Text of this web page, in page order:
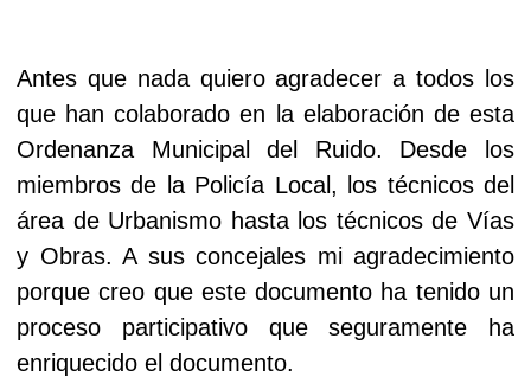
Antes que nada quiero agradecer a todos los
que han colaborado en la elaboración de esta
Ordenanza Municipal del Ruido. Desde los
miembros de la Policía Local , los técnicos del
área de Urbanismo hasta los técnicos de Vías
y Obras. A sus concejales mi agradecimiento
porque creo que este documento ha tenido un
proceso participativo que seguramente ha
enriquecido el documento.